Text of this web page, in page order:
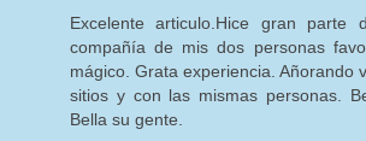
Excelente articulo.Hice gran parte
compañía de mis dos personas
mágico. Grata experiencia. Añorando
sitios y con las mismas personas.
Bella su gente.